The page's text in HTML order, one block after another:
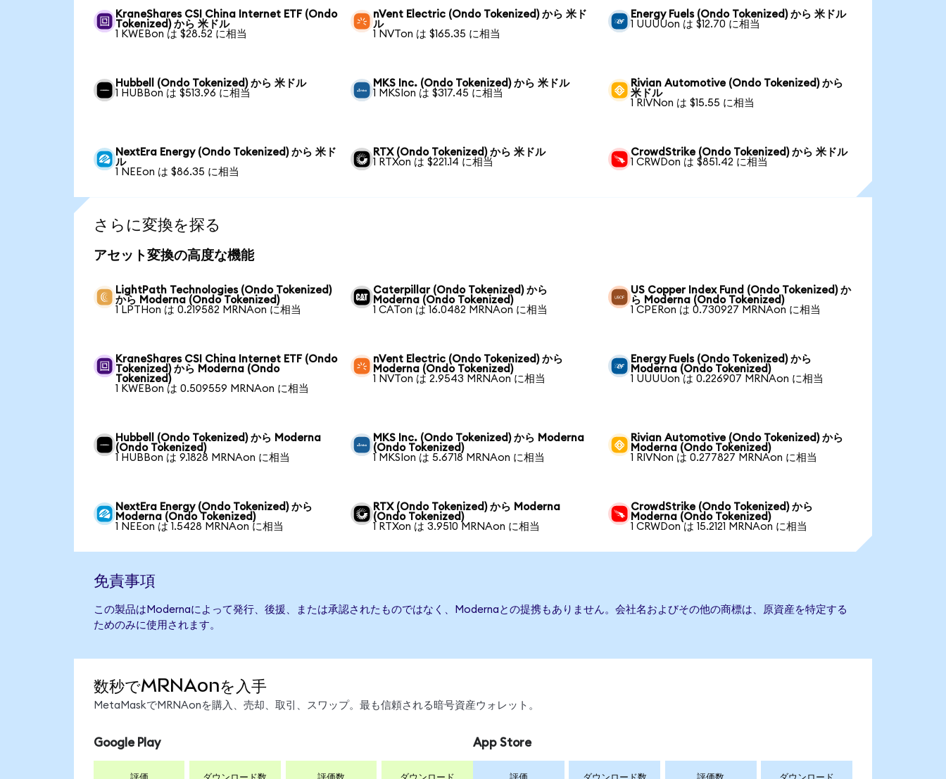
KraneShares CSI China Internet ETF (Ondo
Tokenized) から 米ドル
1 KWEBon は $28.52 に相当
nVent Electric (Ondo Tokenized) から 米ド
ル
1 NVTon は $165.35 に相当
Energy Fuels (Ondo Tokenized) から 米ドル
1 UUUUon は $12.70 に相当
Hubbell (Ondo Tokenized) から 米ドル
1 HUBBon は $513.96 に相当
MKS Inc. (Ondo Tokenized) から 米ドル
1 MKSIon は $317.45 に相当
Rivian Automotive (Ondo Tokenized) から
米ドル
1 RIVNon は $15.55 に相当
NextEra Energy (Ondo Tokenized) から 米ド
ル
1 NEEon は $86.35 に相当
RTX (Ondo Tokenized) から 米ドル
1 RTXon は $221.14 に相当
CrowdStrike (Ondo Tokenized) から 米ドル
1 CRWDon は $851.42 に相当
さらに変換を探る
アセット変換の高度な機能
LightPath Technologies (Ondo Tokenized)
から Moderna (Ondo Tokenized)
1 LPTHon は 0.219582 MRNAon に相当
Caterpillar (Ondo Tokenized) から
Moderna (Ondo Tokenized)
1 CATon は 16.0482 MRNAon に相当
US Copper Index Fund (Ondo Tokenized) か
ら Moderna (Ondo Tokenized)
1 CPERon は 0.730927 MRNAon に相当
KraneShares CSI China Internet ETF (Ondo
Tokenized) から Moderna (Ondo
Tokenized)
1 KWEBon は 0.509559 MRNAon に相当
nVent Electric (Ondo Tokenized) から
Moderna (Ondo Tokenized)
1 NVTon は 2.9543 MRNAon に相当
Energy Fuels (Ondo Tokenized) から
Moderna (Ondo Tokenized)
1 UUUUon は 0.226907 MRNAon に相当
Hubbell (Ondo Tokenized) から Moderna
(Ondo Tokenized)
1 HUBBon は 9.1828 MRNAon に相当
MKS Inc. (Ondo Tokenized) から Moderna
(Ondo Tokenized)
1 MKSIon は 5.6718 MRNAon に相当
Rivian Automotive (Ondo Tokenized) から
Moderna (Ondo Tokenized)
1 RIVNon は 0.277827 MRNAon に相当
NextEra Energy (Ondo Tokenized) から
Moderna (Ondo Tokenized)
1 NEEon は 1.5428 MRNAon に相当
RTX (Ondo Tokenized) から Moderna
(Ondo Tokenized)
1 RTXon は 3.9510 MRNAon に相当
CrowdStrike (Ondo Tokenized) から
Moderna (Ondo Tokenized)
1 CRWDon は 15.2121 MRNAon に相当
免責事項
この製品はModernaによって発行、後援、または承認されたものではなく、Modernaとの提携もありません。会社名およびその他の商標は、原資産を特定する
ためのみに使用されます。
数秒でMRNAonを入手
MetaMaskでMRNAonを購入、売却、取引、スワップ。最も信頼される暗号資産ウォレット。
Google Play App Store